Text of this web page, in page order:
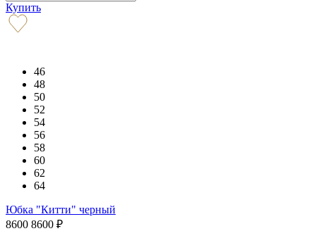
Купить
46
48
50
52
54
56
58
60
62
64
Юбка "Китти" черный
8600 8600 ₽